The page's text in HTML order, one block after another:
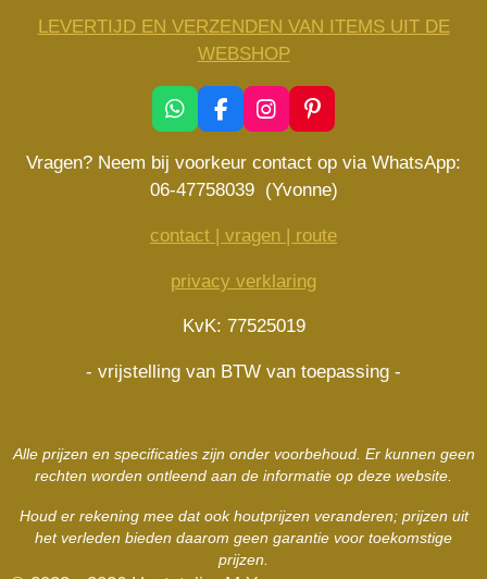
LEVERTIJD EN VERZENDEN VAN ITEMS UIT DE
WEBSHOP
W
h
a
s
p
F
a
c
e
b
o
I
n
s
t
a
r
m
P
i
n
e
e
t
Vragen? Neem bij voorkeur contact op via WhatsApp:
06-47758039 (Yvonne)
contact | vragen | route
privacy verklaring
KvK: 77525019
- vrijstelling van BTW van toepassing -
Alle prijzen en specificaties zijn onder voorbehoud. Er kunnen geen
rechten worden ontleend aan de informatie op deze website.
Houd er rekening mee dat ook houtprijzen veranderen; prijzen uit
het verleden bieden daarom geen garantie voor toekomstige
prijzen.